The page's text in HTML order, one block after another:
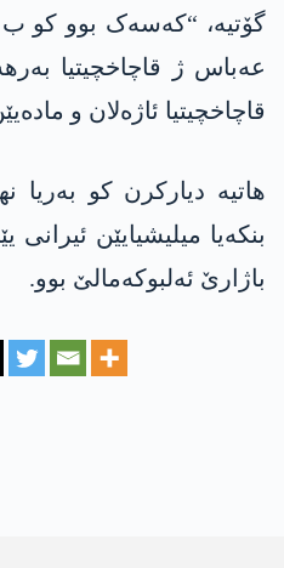
گۆتیە، “کەسەک بوو کو
عەباس ژ قاچاخچیتیا
قاچاخچیتیا ئاژەلان و
ھاتیە دیارکرن کو
بنکەیا میلیشیایێن
باژارێ ئەلبوکەمالێ بوو.